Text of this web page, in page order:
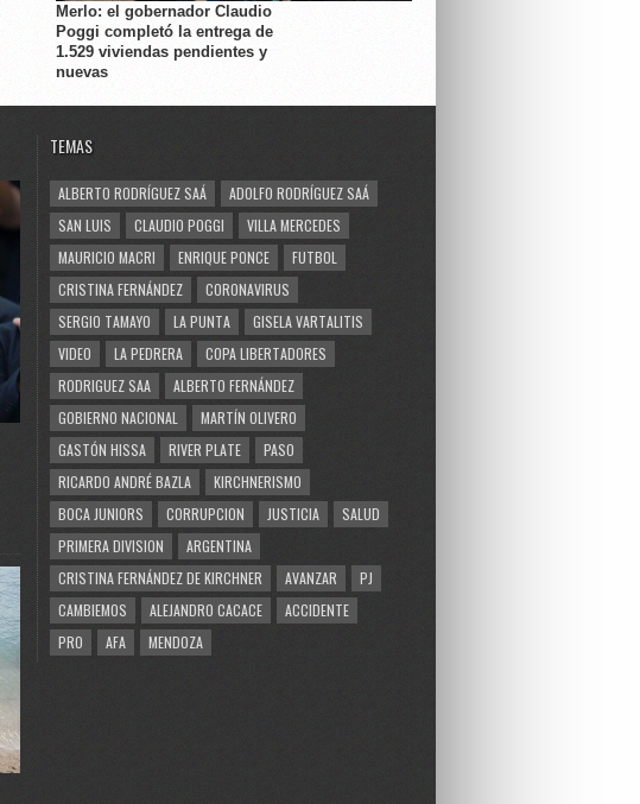
Merlo: el gobernador Claudio
Poggi completó la entrega de
1.529 viviendas pendientes y
nuevas
TEMAS
ALBERTO RODRÍGUEZ SAÁ
ADOLFO RODRÍGUEZ SAÁ
SAN LUIS
CLAUDIO POGGI
VILLA MERCEDES
MAURICIO MACRI
ENRIQUE PONCE
FUTBOL
CRISTINA FERNÁNDEZ
CORONAVIRUS
SERGIO TAMAYO
LA PUNTA
GISELA VARTALITIS
VIDEO
LA PEDRERA
COPA LIBERTADORES
RODRIGUEZ SAA
ALBERTO FERNÁNDEZ
GOBIERNO NACIONAL
MARTÍN OLIVERO
GASTÓN HISSA
RIVER PLATE
PASO
RICARDO ANDRÉ BAZLA
KIRCHNERISMO
BOCA JUNIORS
CORRUPCION JUSTICIA
SALUD
PRIMERA DIVISION
ARGENTINA
CRISTINA FERNÁNDEZ DE KIRCHNER
AVANZAR
PJ
CAMBIEMOS
ALEJANDRO CACACE
ACCIDENTE
PRO
AFA MENDOZA